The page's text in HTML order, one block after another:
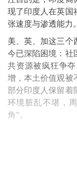
现了印度人在英国
张速度与渗透能力。
美、英、加这三个
今已深陷困境：社
共资源被疯狂争
增，本土价值观被
部分印度人保留着
环境脏乱不堪，
角”。